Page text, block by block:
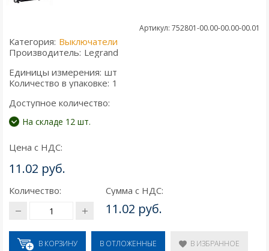
Артикул: 752801-00.00-00.00-00.01
Категория: Выключатели
Производитель: Legrand
Единицы измерения: шт
Количество в упаковке: 1
Доступное количество:
На складе 12 шт.
Цена с НДС:
11.02 руб.
Количество: Сумма с НДС:
11.02 руб.
В КОРЗИНУ В ОТЛОЖЕННЫЕ В ИЗБРАННОЕ